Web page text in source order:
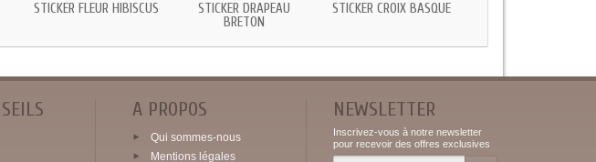
STICKER FLEUR HIBISCUS
STICKER DRAPEAU
BRETON
STICKER CROIX BASQUE
A PROPOS
Qui sommes-nous
Mentions légales
NEWSLETTER
Inscrivez-vous à notre newsletter
pour recevoir des offres exclusives